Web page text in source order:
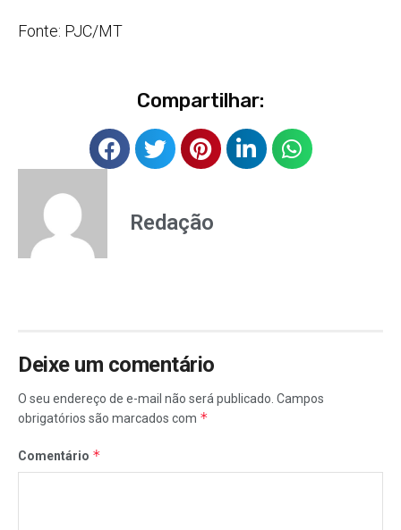
Fonte: PJC/MT
Compartilhar:
Redação
Deixe um comentário
O seu endereço de e-mail não será publicado. Campos
obrigatórios são marcados com *
Comentário *